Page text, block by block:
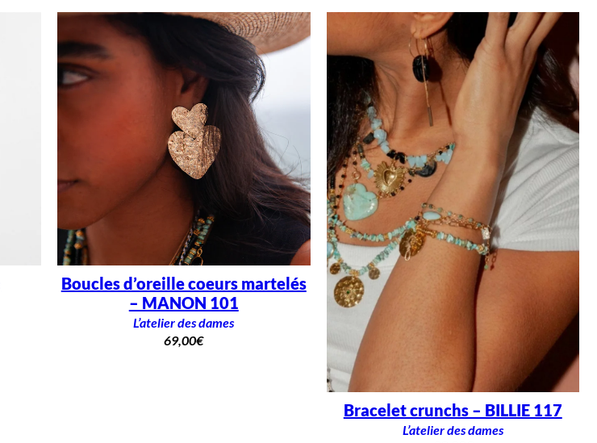
Boucles d’oreille coeurs martelés
– MANON 101
L’atelier des dames
69,00€
Bracelet crunchs – BILLIE 117
L’atelier des dames